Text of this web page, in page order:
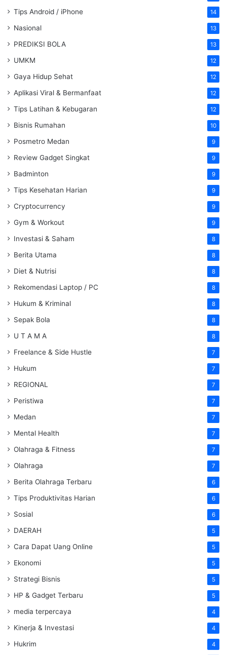
Tips Android / iPhone 14
Nasional 13
PREDIKSI BOLA 13
UMKM 12
Gaya Hidup Sehat 12
Aplikasi Viral & Bermanfaat 12
Tips Latihan & Kebugaran 12
Bisnis Rumahan 10
Posmetro Medan 9
Review Gadget Singkat 9
Badminton 9
Tips Kesehatan Harian 9
Cryptocurrency 9
Gym & Workout 9
Investasi & Saham 8
Berita Utama 8
Diet & Nutrisi 8
Rekomendasi Laptop / PC 8
Hukum & Kriminal 8
Sepak Bola 8
U T A M A 8
Freelance & Side Hustle 7
Hukum 7
REGIONAL 7
Peristiwa 7
Medan 7
Mental Health 7
Olahraga & Fitness 7
Olahraga 7
Berita Olahraga Terbaru 6
Tips Produktivitas Harian 6
Sosial 6
DAERAH 5
Cara Dapat Uang Online 5
Ekonomi 5
Strategi Bisnis 5
HP & Gadget Terbaru 5
media terpercaya 4
Kinerja & Investasi 4
Hukrim 4